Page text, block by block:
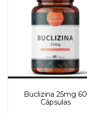
Buclizina 25mg 60
Cápsulas